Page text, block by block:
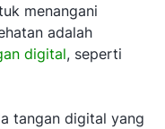
menangani
adalah
digital, seperti
tangan digital yang